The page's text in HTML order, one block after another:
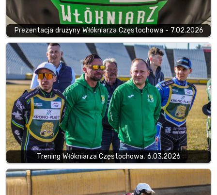
Prezentacja drużyny Włókniarza Częstochowa - 7.02.2026
Trening Włókniarza Częstochowa, 6.03.2026